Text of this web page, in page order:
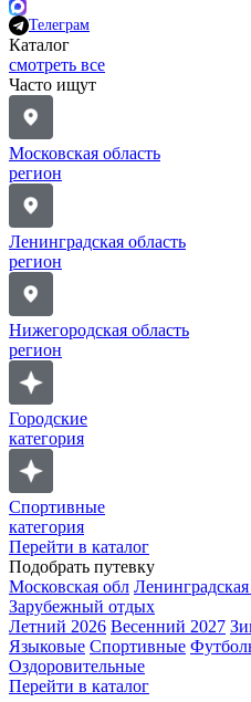
Телеграм
Каталог
смотреть все
Часто ищут
Московская область
регион
Ленинградская область
регион
Нижегородская область
регион
Городские
категория
Спортивные
категория
Перейти в каталог
Подобрать путевку
Московская обл
Зарубежный отдых
Летний 2026 Весенний 2027
Языковые Спортивные
Оздоровительные
Перейти в каталог